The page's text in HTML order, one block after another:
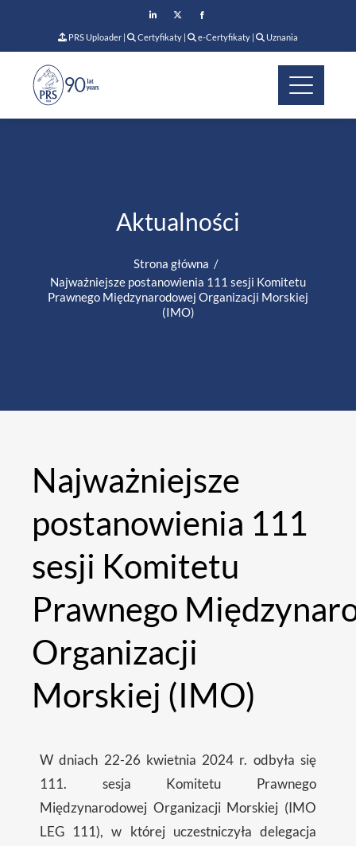
PRS Uploader | Certyfikaty | e-Certyfikaty | Uznania
Aktualności
Strona główna
Najważniejsze postanowienia 111 sesji Komitetu
Prawnego Międzynarodowej Organizacji Morskiej
(IMO)
Najważniejsze
postanowienia 111
sesji Komitetu
Prawnego
Organizacji
Morskiej (IMO)
W dniach 22-26 kwietnia 2024 r. odbyła się
111. sesja Komitetu Prawnego
Międzynarodowej Organizacji Morskiej (IMO
LEG 111), w której uczestniczyła delegacja